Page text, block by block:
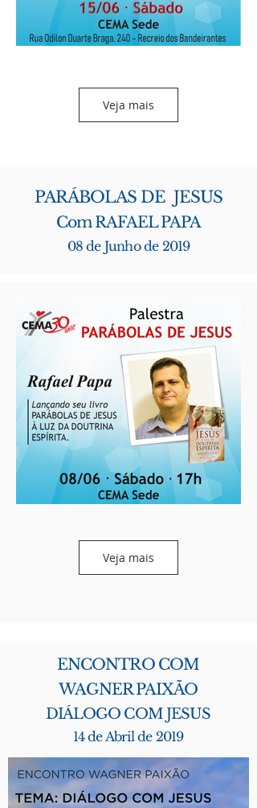
Veja mais
PARÁBOLAS DE JESUS
Com RAFAEL PAPA
08 de Junho de 2019
Veja mais
ENCONTRO COM
WAGNER PAIXÃO
DIÁLOGO COM JESUS
14 de Abril de 2019